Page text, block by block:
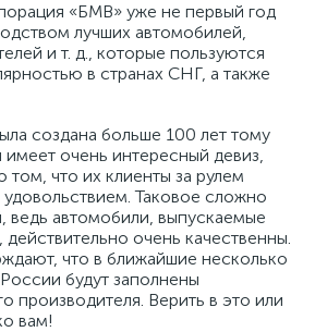
«БМВ» уже не первый год
лучших автомобилей,
и т. д., которые пользуются
в странах СНГ, а также
создана больше 100 лет тому
имеет очень интересный девиз,
том, что их клиенты за рулем
удовольствием. Таковое сложно
ведь автомобили, выпускаемые
очень качественны.
что в ближайшие несколько
будут заполнены
производителя. Верить в это или
вам!